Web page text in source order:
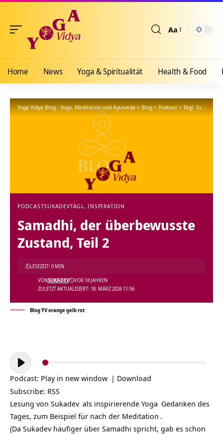
Aa
Home News Yoga & Spiritualität Health & Food
Yoga Vidya Blog - Yoga, Meditation und Ayurveda>Blog>Podcast>Tägl. Inspiration
PODCASTSUKADEVTÄGL. INSPIRATION
Samadhi, der überbewusste
Zustand, Teil 2
ZULETZT AKTUALISIERT: 18. MÄRZ 2026 11:56
VONSUKADEV VOR 18 JAHREN
LESEZEIT: 0 MIN
Blog YV orange gelb rot
Audio-
Player
Podcast: Play in new window | Download
Subscribe: RSS
Lesung von Sukadev als inspirierende Yoga Gedanken des
Tages, zum Beispiel für nach der Meditation .
(Da Sukadev häufiger über Samadhi spricht, gab es schon